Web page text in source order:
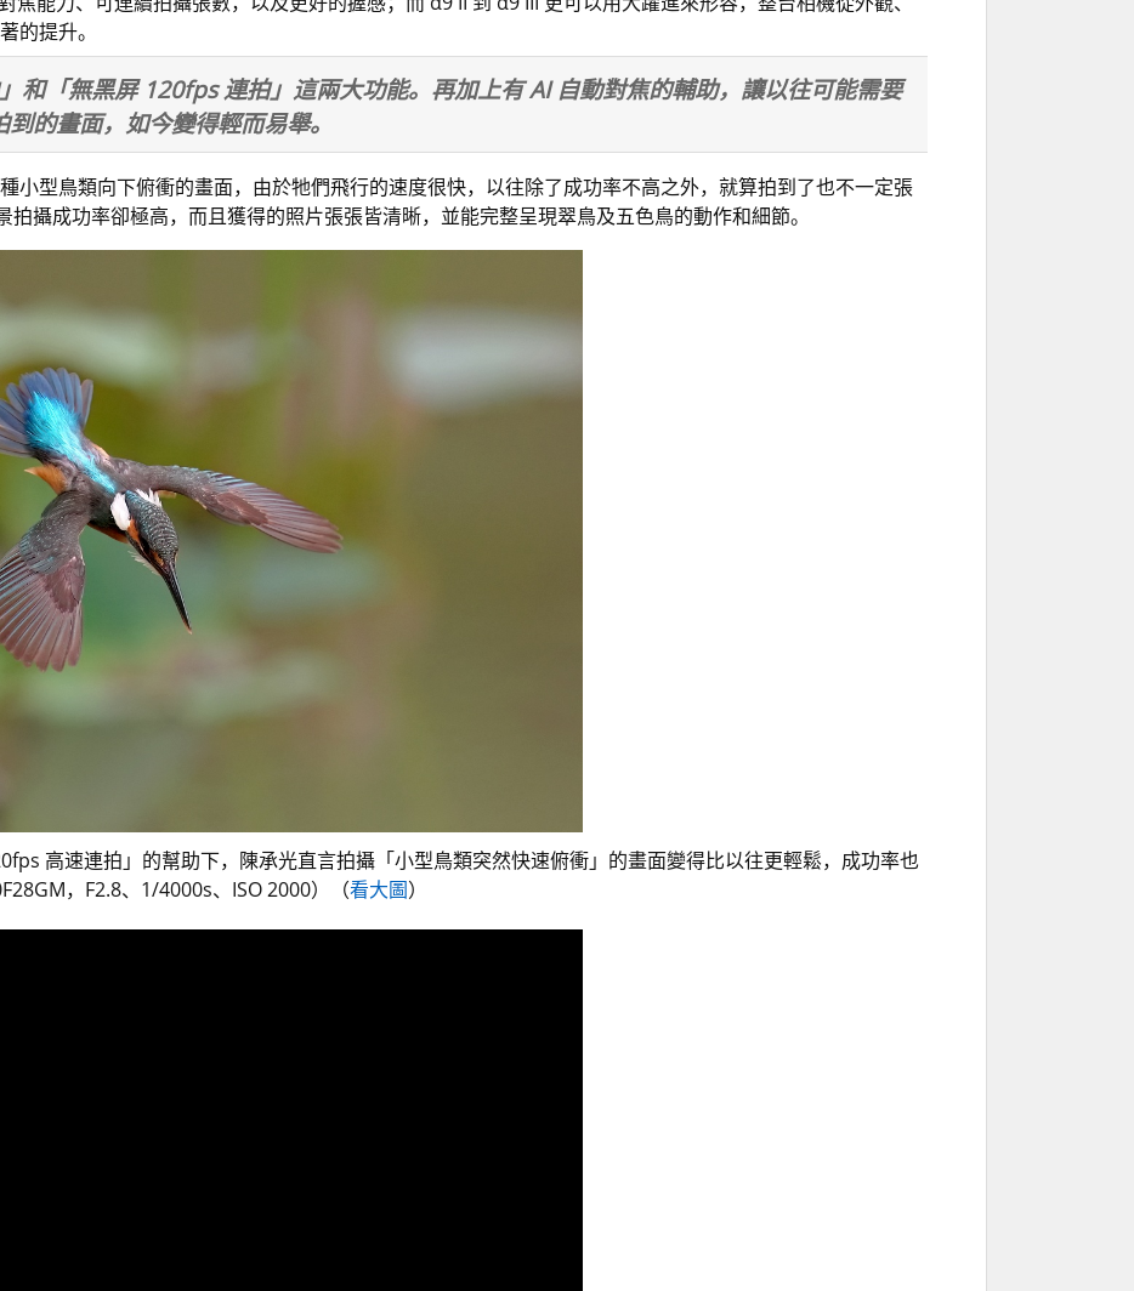
的提升。
和「無黑屏 120fps 連拍」這兩大功能。再加上有 AI 自動對焦的輔助，讓以往可能需要
的畫面，如今變得輕而易舉。
小型鳥類向下俯衝的畫面，由於牠們飛行的速度很快，以往除了成功率不高之外，就算拍到了也不一定張
拍攝成功率卻極高，而且獲得的照片張張皆清晰，並能完整呈現翠鳥及五色鳥的動作和細節。
高速連拍」的幫助下，陳承光直言拍攝「小型鳥類突然快速俯衝」的畫面變得比以往更輕鬆，成功率也
，F2.8、1/4000s、ISO 2000）（看大圖）